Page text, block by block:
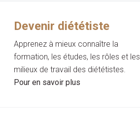
Devenir diététiste
Apprenez à mieux connaître la
formation, les études, les rôles et les
milieux de travail des diététistes.
Pour en savoir plus